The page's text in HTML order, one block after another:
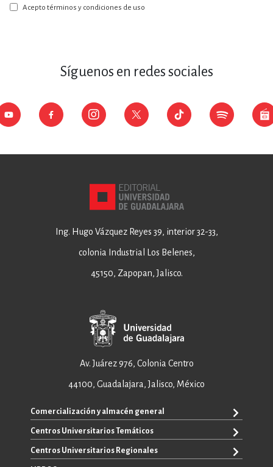
boletín:
Acepto términos y condiciones de uso
Síguenos en redes sociales
Ing. Hugo Vázquez Reyes 39, interior 32-33,
colonia Industrial Los Belenes,
45150, Zapopan, Jalisco.
Av. Juárez 976, Colonia Centro
44100, Guadalajara, Jalisco, México
Comercialización y almacén general
+52 33 3640 6326
+52 33 3640 4595
Centros Universitarios Temáticos
CUAAD
Centros Universitarios Regionales